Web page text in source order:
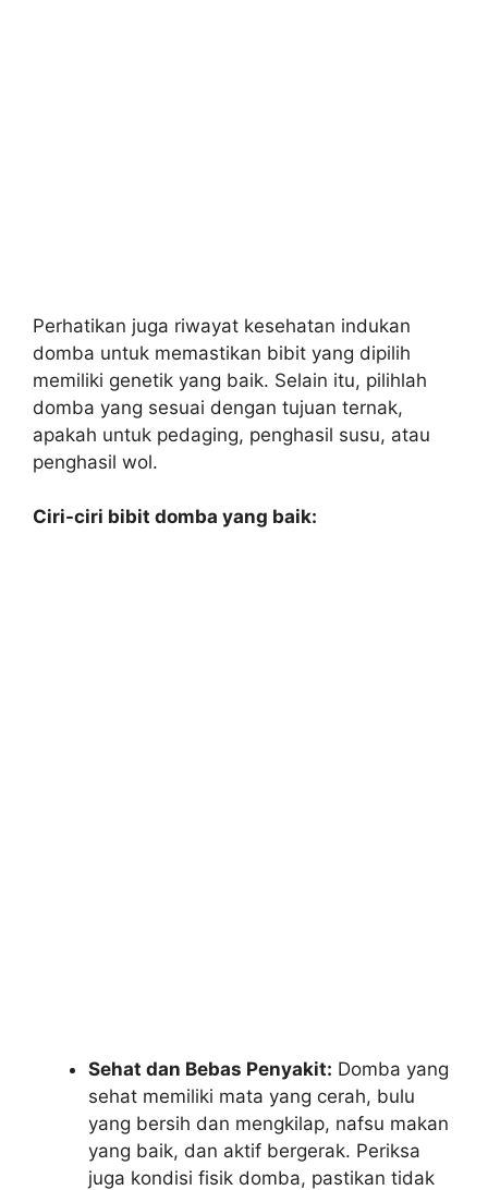
Perhatikan juga riwayat kesehatan indukan
domba untuk memastikan bibit yang dipilih
memiliki genetik yang baik. Selain itu, pilihlah
domba yang sesuai dengan tujuan ternak,
apakah untuk pedaging, penghasil susu, atau
penghasil wol.
Ciri-ciri bibit domba yang baik:
Sehat dan Bebas Penyakit: Domba yang
sehat memiliki mata yang cerah, bulu
yang bersih dan mengkilap, nafsu makan
yang baik, dan aktif bergerak. Periksa
juga kondisi fisik domba, pastikan tidak